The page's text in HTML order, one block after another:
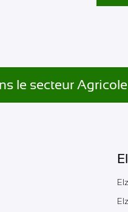
le secteur